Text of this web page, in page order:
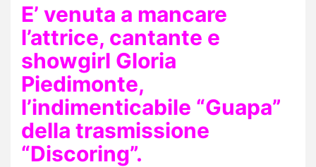
E’ venuta a mancare
l’attrice, cantante e
showgirl Gloria
Piedimonte,
l’indimenticabile “Guapa”
della trasmissione
“Discoring”.